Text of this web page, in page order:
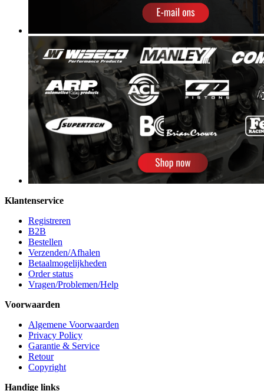
Klantenservice
Registreren
B2B
Bestellen
Verzenden/Afhalen
Betaalmogelijkheden
Order status
Vragen/Problemen/Help
Voorwaarden
Algemene Voorwaarden
Privacy Policy
Garantie & Service
Retour
Copyright
Handige links